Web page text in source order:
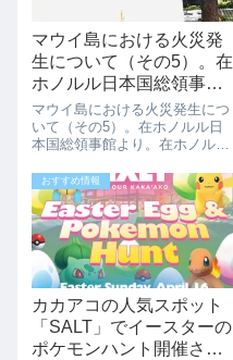
マウイ島における火災発
生について（その5）。在
ホノルル日本国総領事館
より。
マウイ島における火災発生につ
いて（その5）。在ホノルル日
本国総領事館より。在ホノルル
メールが届きましたので紹介し
ます。「マウイ島における火災
発生について（その5）」の注
意喚起がありました。●８月１
９日、グリーン・...
おすすめ情報
カカアコの人気スポット
「SALT」でイースターの
ポケモンハント開催され